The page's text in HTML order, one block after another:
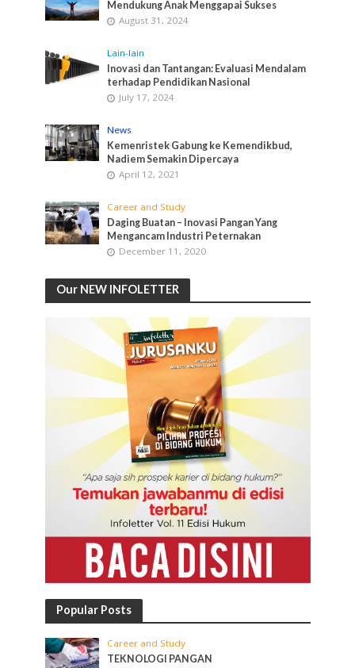
Mendukung Anak Menggapai Sukses
August 31, 2024
Lain-lain
Inovasi dan Tantangan: Evaluasi Mendalam
terhadap Pendidikan Nasional
July 17, 2024
News
Kemenristek Gabung ke Kemendikbud,
Nadiem Semakin Dipercaya
April 12, 2021
Career and Study
Daging Buatan – Inovasi Pangan Yang
Mengancam Industri Peternakan
December 11, 2020
Our NEW INFOLETTER
Popular Posts
Career and Study
TEKNOLOGI PANGAN